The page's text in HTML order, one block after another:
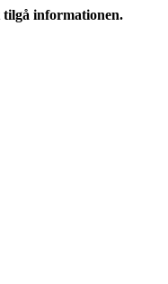
tilgå informationen.